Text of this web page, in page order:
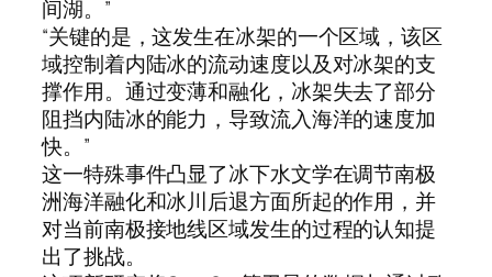
间湖。”
“关键的是，这发生在冰架的一个区域，该区
域控制着内陆冰的流动速度以及对冰架的支
撑作用。通过变薄和融化，冰架失去了部分
阻挡内陆冰的能力，导致流入海洋的速度加
快。”
这一特殊事件凸显了冰下水文学在调节南极
洲海洋融化和冰川后退方面所起的作用，并
对当前南极接地线区域发生的过程的认知提
出了挑战。